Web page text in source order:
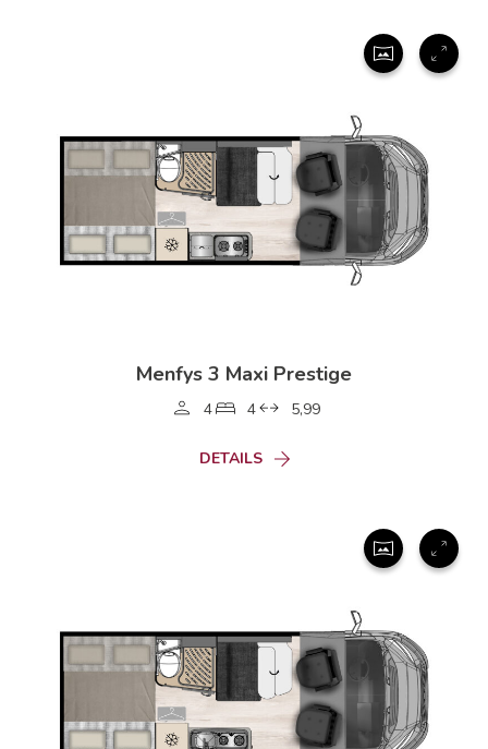
Menfys 3 Maxi Prestige
4 4 5,99
DETAILS